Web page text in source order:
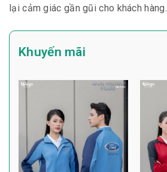
lại cảm giác gần gũi cho khách hàng.
Khuyến mãi